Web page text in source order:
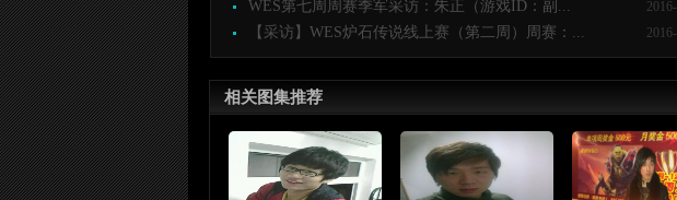
WES第七周周赛季军采访：朱正（游戏ID：副...
2016-
【采访】WES炉石传说线上赛（第二周）周赛：...
相关图集推荐